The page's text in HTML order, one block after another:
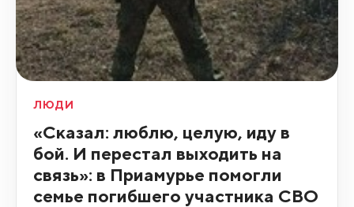
ЛЮДИ
«Сказал: люблю, целую, иду в
бой. И перестал выходить на
связь»: в Приамурье помогли
семье погибшего участника СВО